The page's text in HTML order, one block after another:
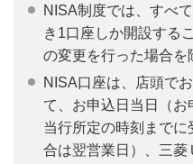
NISA制度では、すべ
き1口座しか開設する
の変更を行った場合を
NISA口座は、店頭で
て、お申込日当日（
当行所定の時刻まで
合は翌営業日）、三菱